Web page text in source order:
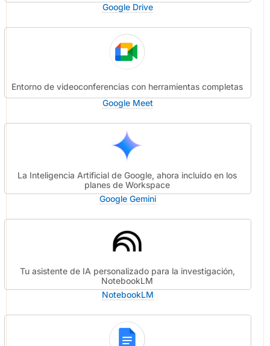
Google Drive
Entorno de videoconferencias con herramientas completas
Google Meet
La Inteligencia Artificial de Google, ahora incluido en los
planes de Workspace
Google Gemini
Tu asistente de IA personalizado para la investigación,
NotebookLM
NotebookLM